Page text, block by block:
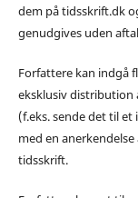
dem på tidsskrift.dk
genudgives uden
Forfattere kan indgå
eksklusiv distribution
(f.eks. sende det til
med en
tidsskrift.